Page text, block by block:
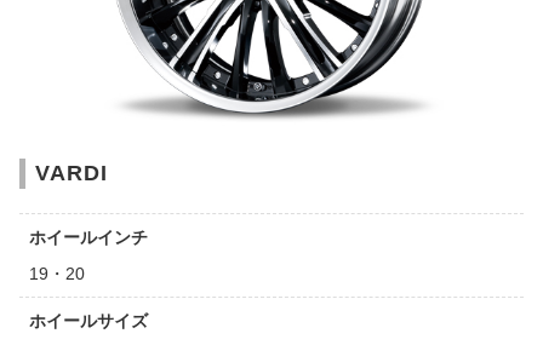
VARDI
ホイールインチ
19・20
ホイールサイズ